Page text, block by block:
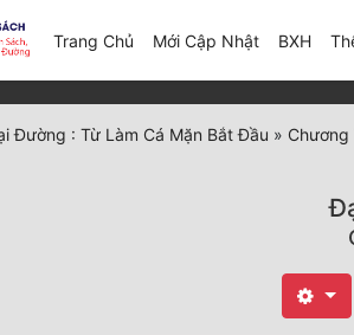
Trang Chủ Mới Cập Nhật(current)
BXH
Đường : Từ Làm Cá Mặn Bắt Đầu » Chương